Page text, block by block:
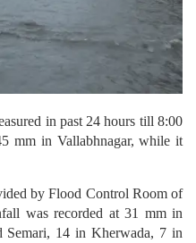
in past 24 hours till 8:00
mm in Vallabhnagar, while it
by Flood Control Room of
was recorded at 31 mm in
Semari, 14 in Kherwada, 7 in